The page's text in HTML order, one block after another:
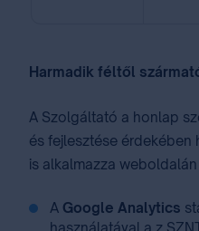
Harmadik féltől
A Szolgáltató a honlap
és fejlesztése
is alkalmazza weboldalán
A Google Analytics